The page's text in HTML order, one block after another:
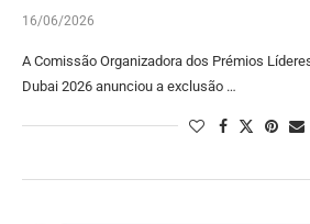
16/06/2026
A Comissão Organizadora dos Prémios
Dubai 2026 anunciou a exclusão …